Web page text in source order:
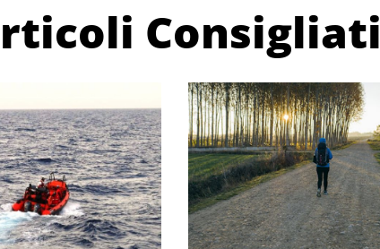
Consigliati